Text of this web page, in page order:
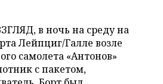
в ночь на среду на
Лейпциг/Галле возле
самолета «Антонов»
с пакетом,